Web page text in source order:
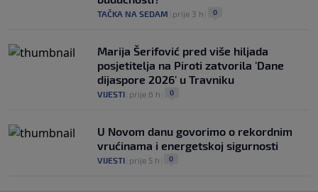
TAČKA NA SEDAM prije 3 h 0
Marija Šerifović pred više hiljada
posjetitelja na Piroti zatvorila 'Dane
dijaspore 2026' u Travniku
VIJESTI prije 6 h 0
U Novom danu govorimo o rekordnim
vrućinama i energetskoj sigurnosti
VIJESTI prije 5 h 0